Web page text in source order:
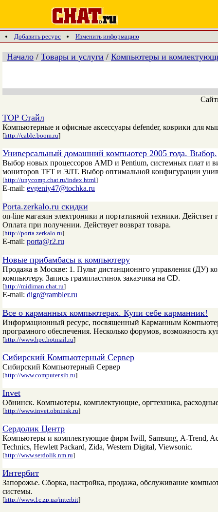
Добавить ресурс Изменить информацию
Начало / Товары и услуги / Компьютеры и
ТОР Стайл
Компьютерные и офисные аксессуары defender, коврики для
[http://cable.boom.ru]
Универсальный домашний компьютер 2005 года. Выбор.
Выбор новых процессоров AMD и Pentium, системных плат и
мониторов TFT и ЭЛТ. Выбор оптимальной конфигурации
[http://unycomp.chat.ru/index.html]
E-mail: evgeniy47@tochka.ru
Porta.zerkalo.ru скидки
on-line магазин электроники и портативной техники.
Оплата при получении. Действует возврат товара.
[http://porta.zerkalo.ru]
E-mail: porta@r2.ru
Новые прибамбасы к компьютеру
Продажа в Москве: 1. Пульт дистанционнго управления (ДУ)
компьютеру. Запись грампластинок заказчика на CD.
[http://midiman.chat.ru]
E-mail: digr@rambler.ru
Все о карманных компьютерах. Купи себе карманник!
Информационный ресурс, посвященный Карманным
програмного обеспечения. Несколько форумов, возможность
[http://www.hpc.hotmail.ru]
Сибирский Компьютерный Сервер
Сибирский Компьютерный Сервер
[http://www.computer.sib.ru]
Invet
Обнинск. Компьютеры, комплектующие, оргтехника,
[http://www.invet.obninsk.ru]
Сердолик Центр
Компьютеры и комплектующие фирм Iwill, Samsung, A-Trend,
Technics, Hewlett Packard, Zida, Western Digital, Viewsonic.
[http://www.serdolik.nm.ru]
Интербит
Запорожье. Сборка, настройка, продажа, обслуживание
системы.
[http://www.1c.zp.ua/interbit]